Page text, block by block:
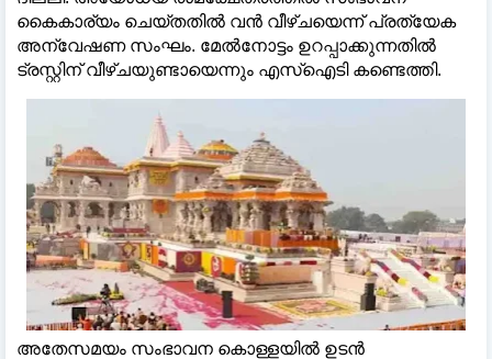
കൈകാര്യം ചെയ്തതില്‍ വൻ വീഴ്ചയെന്ന് പ്രത്യേക
അന്വേഷണ സംഘം. മേല്‍നോട്ടം ഉറപ്പാക്കുന്നതില്‍
ട്രസ്റ്റിന് വീഴ്ചയുണ്ടായെന്നും എസ്‌ഐടി കണ്ടെത്തി.
അതേസമയം സംഭാവന കൊള്ളയില്‍ ഉടൻ